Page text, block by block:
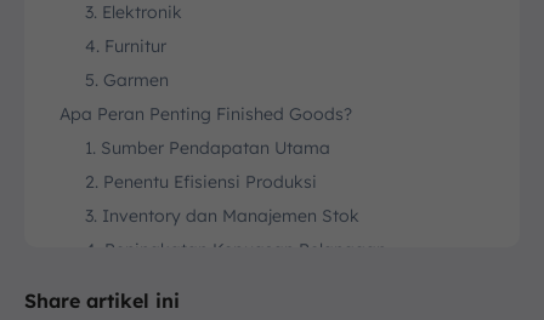
3. Elektronik
4. Furnitur
5. Garmen
Apa Peran Penting Finished Goods?
1. Sumber Pendapatan Utama
2. Penentu Efisiensi Produksi
3. Inventory dan Manajemen Stok
4. Peningkatan Kepuasan Pelanggan
Permintaan
Share artikel ini